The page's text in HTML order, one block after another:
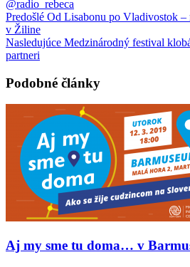
@radio_rebeca
Predošlé Od Lisabonu po Vladivostok –
v Žiline
Nasledujúce Medzinárodný festival
partneri
Podobné články
Aj my sme tu doma… v